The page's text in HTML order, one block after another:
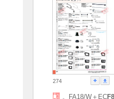
274
。FA18/W＋ECF8